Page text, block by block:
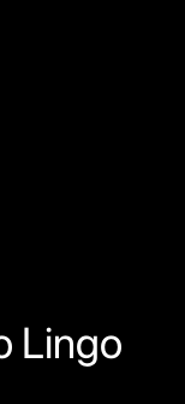
Lingo